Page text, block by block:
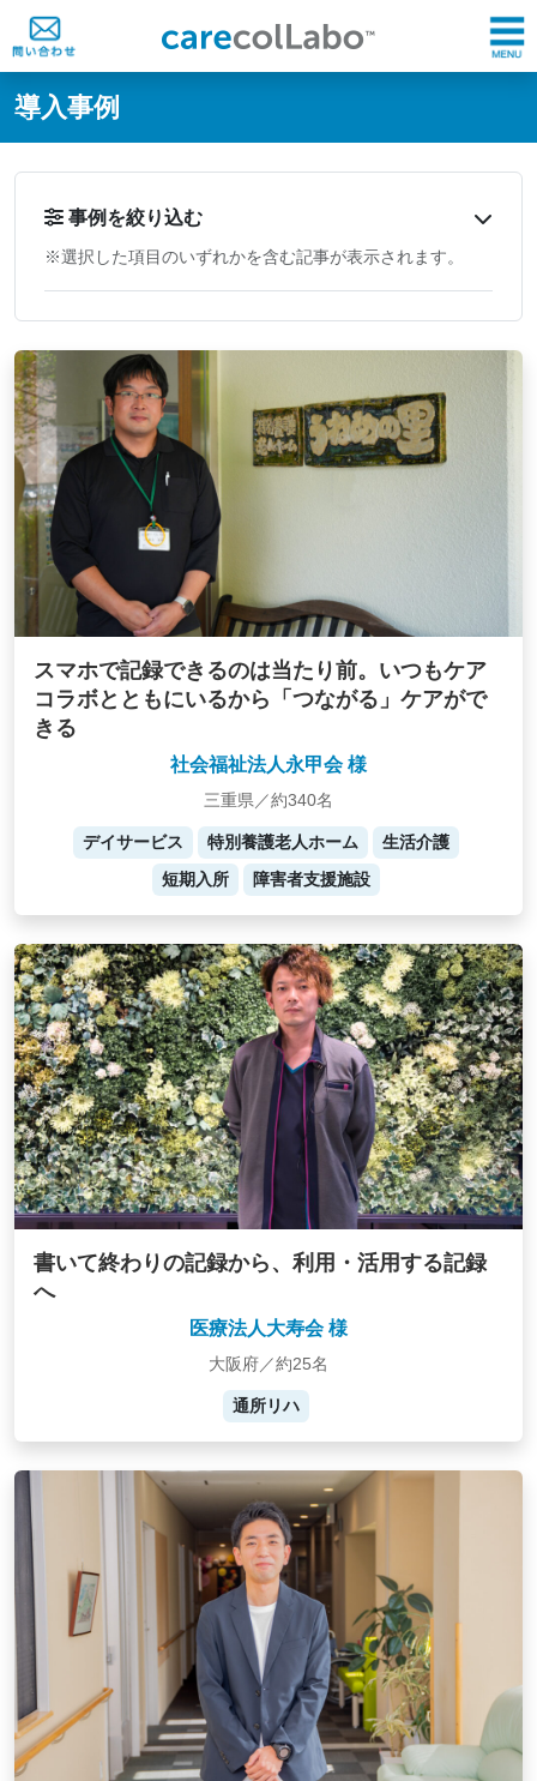
@ -0,0 +1,60 @@
導入事例
事例を絞り込む
※選択した項目のいずれかを含む記事が表示されます。
スマホで記録できるのは当たり前。いつもケア
コラボとともにいるから「つながる」ケアがで
きる
社会福祉法人永甲会 様
三重県／約340名
デイサービス 特別養護老人ホーム
生活介護
短期入所
障害者支援施設
書いて終わりの記録から、利用・活用する記録
へ
医療法人大寿会 様
大阪府／約25名
通所リハ